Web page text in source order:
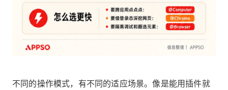
不同的操作模式，有不同的适应场景。像是能用插件就